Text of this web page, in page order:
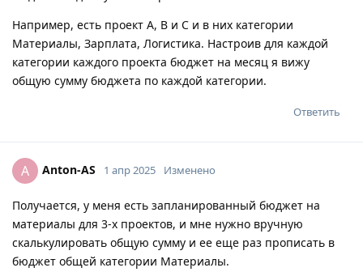
Например, есть проект А, В и С и в них категории
Материалы, Зарплата, Логистика. Настроив для каждой
категории каждого проекта бюджет на месяц я вижу
общую сумму бюджета по каждой категории.
Ответить
A Anton-AS 1 апр 2025 Изменено
Получается, у меня есть запланированный бюджет на
материалы для 3-х проектов, и мне нужно вручную
скалькулировать общую сумму и ее еще раз прописать в
бюджет общей категории Материалы.